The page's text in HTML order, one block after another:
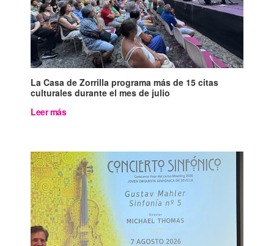
La Casa de Zorrilla programa más de 15 citas
culturales durante el mes de julio
Leer más